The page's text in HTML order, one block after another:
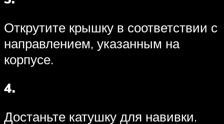
Открутите крышку в соответствии с
направлением, указанным на
корпусе.
4.
Достаньте катушку для навивки.